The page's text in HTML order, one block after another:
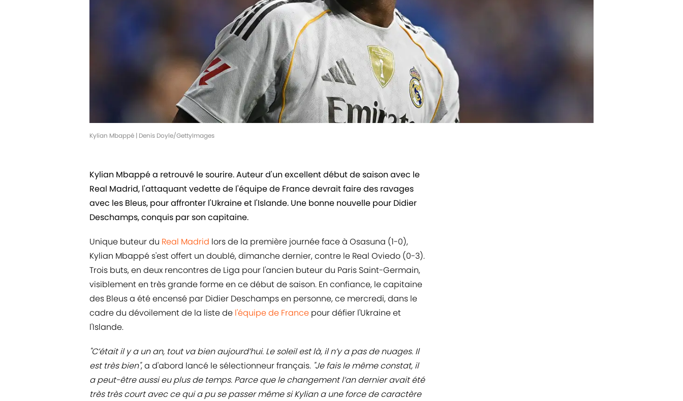
Kylian Mbappé | Denis Doyle/GettyImages
Kylian Mbappé a retrouvé le sourire. Auteur d'un excellent début de saison avec le
Real Madrid, l'attaquant vedette de l'équipe de France devrait faire des ravages
avec les Bleus, pour affronter l'Ukraine et l'Islande. Une bonne nouvelle pour Didier
Deschamps, conquis par son capitaine.
Unique buteur du Real Madrid lors de la première journée face à Osasuna (1-0),
Kylian Mbappé s'est offert un doublé, dimanche dernier, contre le Real Oviedo (0-3).
Trois buts, en deux rencontres de Liga pour l'ancien buteur du Paris Saint-Germain,
visiblement en très grande forme en ce début de saison. En confiance, le capitaine
des Bleus a été encensé par Didier Deschamps en personne, ce mercredi, dans le
cadre du dévoilement de la liste de l'équipe de France pour défier l'Ukraine et
l'Islande.
"C’était il y a un an, tout va bien aujourd’hui. Le soleil est là, il n’y a pas de nuages. Il
est très bien", a d'abord lancé le sélectionneur français. "Je fais le même constat, il
a peut-être aussi eu plus de temps. Parce que le changement l’an dernier avait été
très très court avec ce qui a pu se passer même si Kylian a une force de caractère